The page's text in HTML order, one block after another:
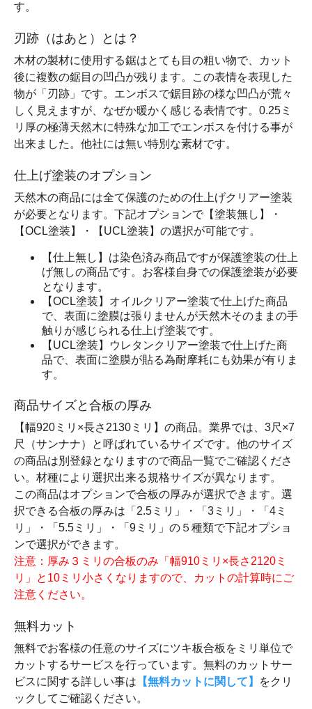
す。
刃跡（はあと）とは？
木材の製材に使用する鋸はとても目の粗い物で、カット
後に複数の鋸目の凹凸が残ります。この表情を表現した
物が「刃跡」です。エンボスで鋸目跡の様な凹凸が荒々
しく見えますが、なぜか暖かく感じる表情です。0.25ミ
リ厚の極薄天然木に特殊な加工でエンボスを付ける事が
出来ました。他社には無い特別な素材です。
仕上げ塗装のオプション
天然木の商品には全て保護のための仕上げクリアー塗装
が必要となります。下記オプションで【塗装無し】・
【OCL塗装】・【UCL塗装】の選択が可能です。
【仕上無し】は染色済み商品ですが保護塗装の仕上
げ無しの商品です。お客様自身での保護塗装が必要
となります。
【OCL塗装】オイルクリアー塗装で仕上げた商品
で、表面に塗膜は張りませんが天然木そのままの手
触りが感じられる仕上げ塗装です。
【UCL塗装】ウレタンクリアー塗装で仕上げた商
品で、表面に塗膜が貼る為耐摩耗にも効果が有りま
す。
商品サイズと合板の厚み
【幅920ミリ×長さ2130ミリ】の商品。業界では、3尺×7
尺（サンナナ）と呼ばれているサイズです。他のサイズ
の商品は別登録となりますので商品一覧でご確認くださ
い。材種により選択出来る規格サイズが異なります。
この商品はオプションで合板の厚みが選択できます。選
択できる合板の厚みは「2.5ミリ」・「3ミリ」・「4ミ
リ」・「5.5ミリ」・「9ミリ」の５種類で下記オプショ
ンで選択ができます。
注意：厚み３ミリの合板のみ「幅910ミリ×長さ2120ミ
リ」と10ミリ小さくなりますので、カットの計算時にご
注意ください。
無料カット
無料でお客様の任意のサイズにツキ板合板をミリ単位で
カットするサービスを行っています。無料のカットサー
ビスに関する詳しい事は 【無料カットに関して】
をクリ
ックしてご確認ください。